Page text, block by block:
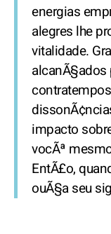
energias
alegres lhe
vitalidade.
alcanÃ§ados
impacto
vocÃª
EntÃ£o,
ouÃ§a seu